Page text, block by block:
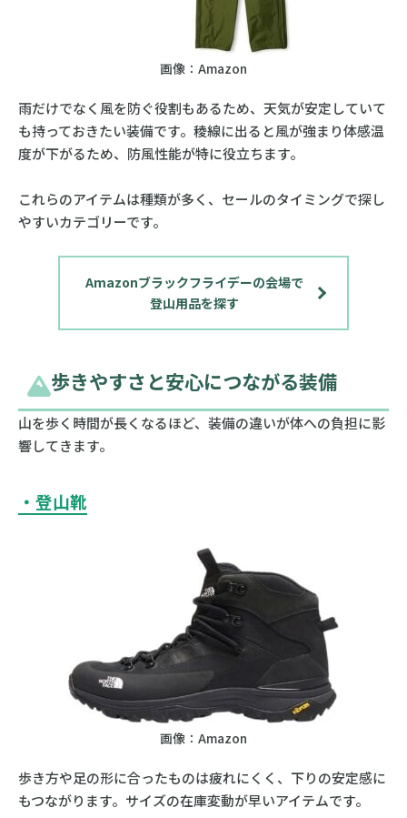
画像：Amazon
雨だけでなく風を防ぐ役割もあるため、天気が安定していて
も持っておきたい装備です。稜線に出ると風が強まり体感温
度が下がるため、防風性能が特に役立ちます。
これらのアイテムは種類が多く、セールのタイミングで探し
やすいカテゴリーです。
Amazonブラックフライデーの会場で
登山用品を探す
歩きやすさと安心につながる装備
山を歩く時間が長くなるほど、装備の違いが体への負担に影
響してきます。
・登山靴
画像：Amazon
歩き方や足の形に合ったものは疲れにくく、下りの安定感に
もつながります。サイズの在庫変動が早いアイテムです。